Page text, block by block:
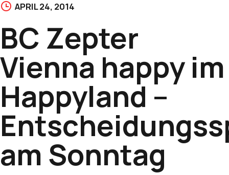
APRIL 24, 2014
BC Zepter
Vienna happy im
Happyland –
am Sonntag